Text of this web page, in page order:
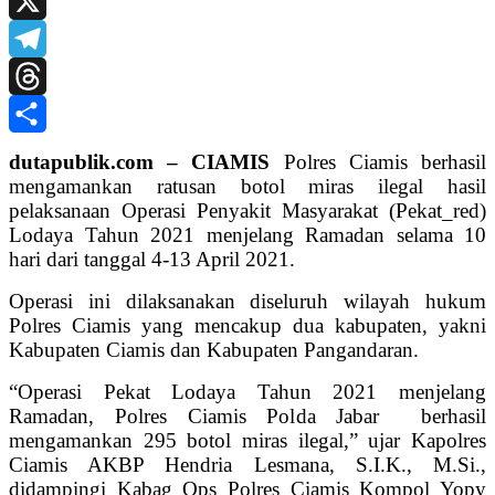
X
Telegram
Threads
Share
dutapublik.com – CIAMIS Polres Ciamis berhasil
mengamankan ratusan botol miras ilegal hasil
pelaksanaan Operasi Penyakit Masyarakat (Pekat_red)
Lodaya Tahun 2021 menjelang Ramadan selama 10
hari dari tanggal 4-13 April 2021.
Operasi ini dilaksanakan diseluruh wilayah hukum
Polres Ciamis yang mencakup dua kabupaten, yakni
Kabupaten Ciamis dan Kabupaten Pangandaran.
“Operasi Pekat Lodaya Tahun 2021 menjelang
Ramadan, Polres Ciamis Polda Jabar berhasil
mengamankan 295 botol miras ilegal,” ujar Kapolres
Ciamis AKBP Hendria Lesmana, S.I.K., M.Si.,
didampingi Kabag Ops Polres Ciamis Kompol Yopy